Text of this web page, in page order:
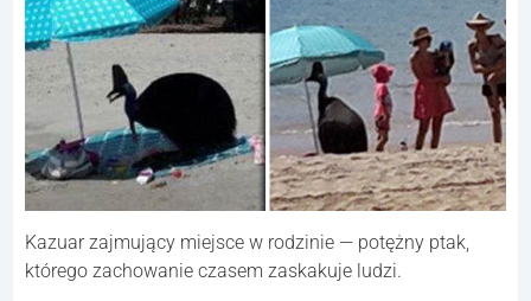
Kazuar zajmujący miejsce w rodzinie — potężny ptak,
którego zachowanie czasem zaskakuje ludzi.